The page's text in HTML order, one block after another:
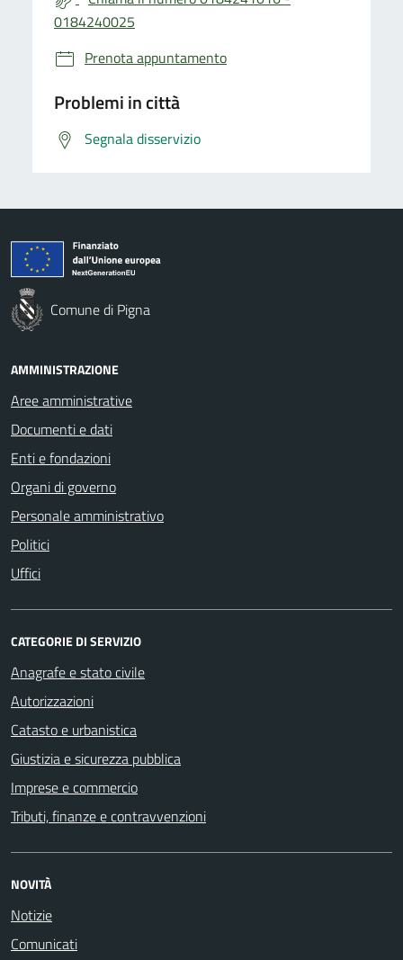
0184240025
Prenota appuntamento
Problemi in città
Segnala disservizio
Comune di Pigna
AMMINISTRAZIONE
Aree amministrative
Documenti e dati
Enti e fondazioni
Organi di governo
Personale amministrativo
Politici
Uffici
CATEGORIE DI SERVIZIO
Anagrafe e stato civile
Autorizzazioni
Catasto e urbanistica
Giustizia e sicurezza pubblica
Imprese e commercio
Tributi, finanze e contravvenzioni
NOVITÀ
Notizie
Comunicati